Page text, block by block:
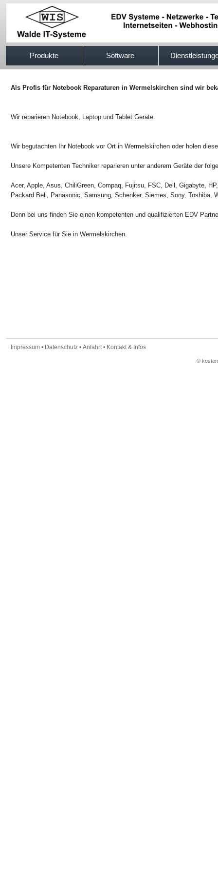
Produkte Software
Als Profis für Notebook Reparaturen in Wermelskirchen sind wir
Wir reparieren Notebook, Laptop und Tablet Geräte.
Wir begutachten Ihr Notebook vor Ort in Wermelskirchen oder holen
Unsere Kompetenten Techniker reparieren unter anderem Geräte der
Acer, Apple, Asus, ChiliGreen, Compaq, Fujitsu, FSC, Dell, Gigabyte,
Packard Bell, Panasonic, Samsung, Schenker, Siemes, Sony, Toshiba,
Denn bei uns finden Sie einen kompetenten und qualifizierten EDV
Unser Service für Sie in Wermelskirchen.
Impressum • Datenschutz • Anfahrt• Kontakt & Infos
©